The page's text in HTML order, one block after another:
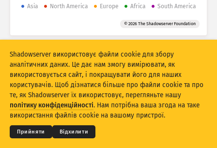
Ліміт
Тег
Stacking З накопиченням З накладанням
Автоматично оновлювати результати
Оновити Скинути
Завантажити як PNG
Asia North America Europe Africa South America
© 2026 The Shadowserver Foundation
© 2026THE SHADOWSERVER FOUNDATION
Конфіденційність і умови
Зв’язок із нами
Подяки
Shadowserver використовує файли cookie для збору
аналітичних даних. Це дає нам змогу вимірювати, як
використовується сайт, і покращувати його для наших
користувачів. Щоб дізнатися більше про файли cookie та про
те, як Shadowserver їх використовує, перегляньте нашу
політику конфіденційності. Нам потрібна ваша згода на таке
використання файлів cookie на вашому пристрої.
Прийняти Відхилити